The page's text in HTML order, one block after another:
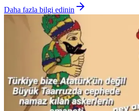
Daha fazla bilgi edinin